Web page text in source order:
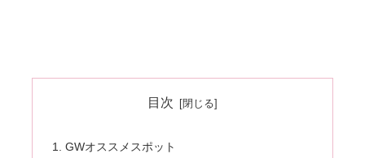
目次
GWオススメスポット